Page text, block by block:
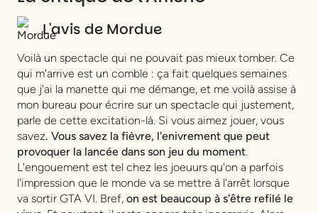
L'avis de Mordue
Voilà un spectacle qui ne pouvait pas mieux tomber. Ce
qui m'arrive est un comble : ça fait quelques semaines
que j'ai la manette qui me démange, et me voilà assise à
mon bureau pour écrire sur un spectacle qui justement,
parle de cette excitation-là. Si vous aimez jouer, vous
savez. Vous savez la fièvre, l'enivrement que peut
provoquer la lancée dans son jeu du moment.
L'engouement est tel chez les joeuurs qu'on a parfois
l'impression que le monde va se mettre à l'arrêt lorsque
va sortir GTA VI. Bref, on est beaucoup à s'être refilé le